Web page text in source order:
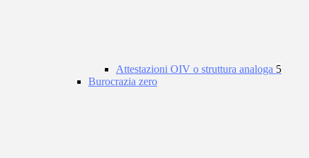
Attestazioni OIV o struttura analoga 5
Burocrazia zero